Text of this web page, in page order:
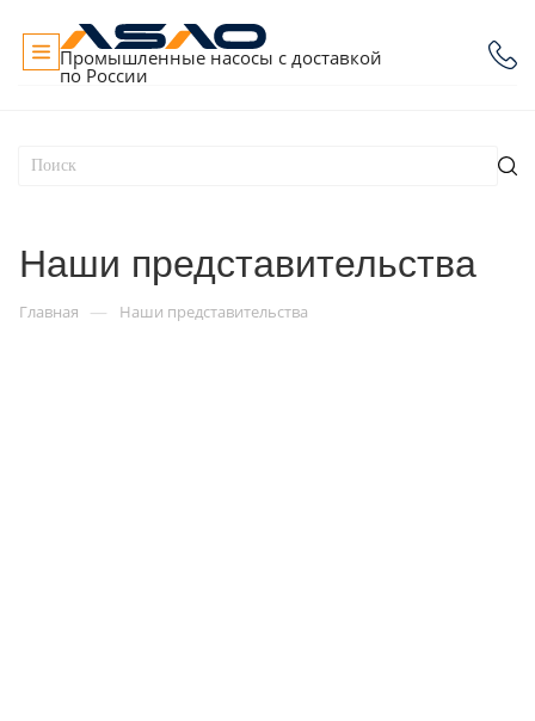
Промышленные насосы с доставкой
по России
Наши представительства
Главная — Наши представительства